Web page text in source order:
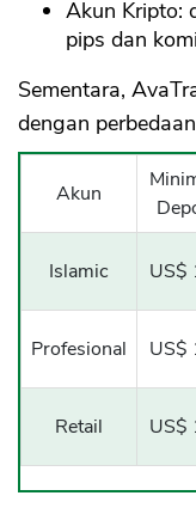
Akun Kripto:
pips dan
Sementara,
dengan
Akun
Islamic US$
Profesional US$
Retail US$